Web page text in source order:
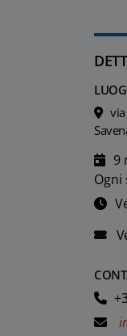
9
Ogni